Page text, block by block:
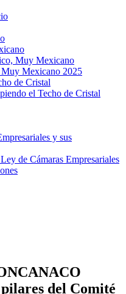
Muy Mexicano
Mexicano 2025
de Cristal
el Techo de Cristal
y sus
de Cámaras Empresariales
del Comité